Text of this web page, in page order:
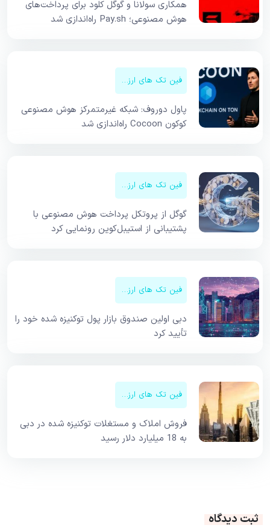
همکاری سولانا و گوگل کلود برای پرداخت‌های
هوش مصنوعی؛ Pay.sh راه‌اندازی شد
فین تک های ارزهای دیجیتال
پاول دوروف: شبکه غیرمتمرکز هوش مصنوعی
کوکون Cocoon راه‌اندازی شد
فین تک های ارزهای دیجیتال
گوگل از پروتکل پرداخت هوش مصنوعی با
پشتیبانی از استیبل‌کوین رونمایی کرد
فین تک های ارزهای دیجیتال
دبی اولین صندوق بازار پول توکنیزه شده خود را
تأیید کرد
فین تک های ارزهای دیجیتال
فروش املاک و مستغلات توکنیزه شده در دبی
به 18 میلیارد دلار رسید
ثبت دیدگاه